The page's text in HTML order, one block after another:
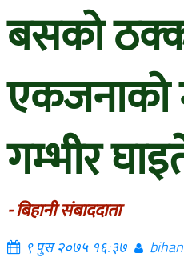
बसको
गम्भीर
- बिहानी संबाददाता
९ पुस २०७५ १६:३७